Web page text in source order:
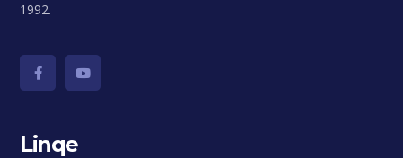
1992.
Linqe